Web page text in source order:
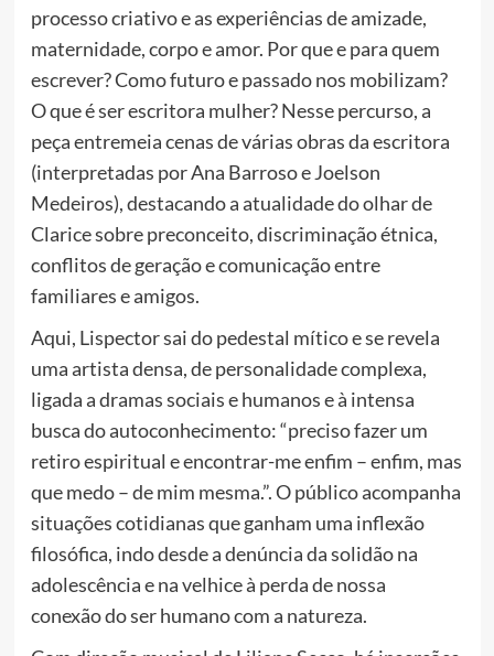
processo criativo e asexperiências de amizade,
maternidade, corpo e amor. Por que e para quem
escrever? Como futuro e passado nos mobilizam?
O que é ser escritora mulher? Nesse percurso, a
peça entremeia cenas de várias obras da escritora
(interpretadas por Ana Barroso e Joelson
Medeiros), destacando a atualidade do olhar de
Clarice sobre preconceito, discriminação étnica,
conflitos de geração e comunicação entre
familiares e amigos.
Aqui, Lispector sai do pedestal mítico e se revela
uma artista densa, de personalidade complexa,
ligada a dramas sociais e humanos e à intensa
busca do autoconhecimento: “preciso fazer um
retiro espiritual e encontrar-me enfim – enfim, mas
que medo – de mim mesma.”. O público acompanha
situações cotidianas que ganham uma inflexão
filosófica, indo desde a denúncia da solidão na
adolescência e na velhice à perda de nossa
conexão do ser humano com a natureza.